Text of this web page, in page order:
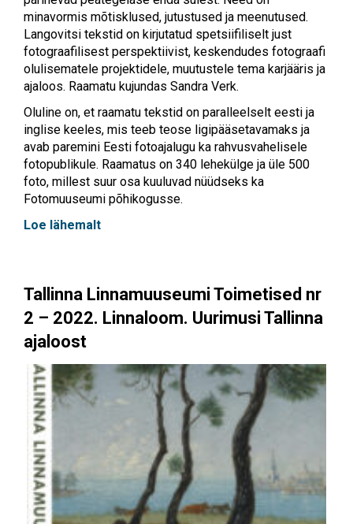
minavormis mõtisklused, jutustused ja meenutused.
Langovitsi tekstid on kirjutatud spetsiifiliselt just
fotograafilisest perspektiivist, keskendudes fotograafi
olulisematele projektidele, muutustele tema karjääris ja
ajaloos. Raamatu kujundas Sandra Verk.
Oluline on, et raamatu tekstid on paralleelselt eesti ja
inglise keeles, mis teeb teose ligipääsetavamaks ja
avab paremini Eesti fotoajalugu ka rahvusvahelisele
fotopublikule. Raamatus on 340 lehekülge ja üle 500
foto, millest suur osa kuuluvad nüüdseks ka
Fotomuuseumi põhikogusse.
Loe lähemalt
Tallinna Linnamuuseumi Toimetised nr
2 – 2022. Linnaloom. Uurimusi Tallinna
ajaloost